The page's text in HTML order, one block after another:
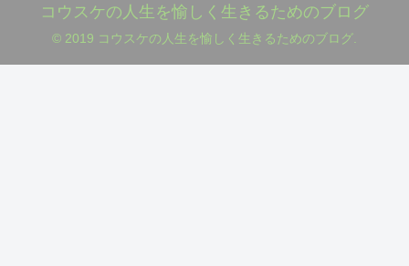
コウスケの人生を愉しく生きるためのブログ
© 2019 コウスケの人生を愉しく生きるためのブログ.